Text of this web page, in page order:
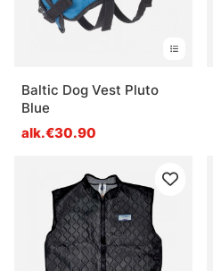
Baltic Dog Vest Pluto
Blue
alk.€30.90